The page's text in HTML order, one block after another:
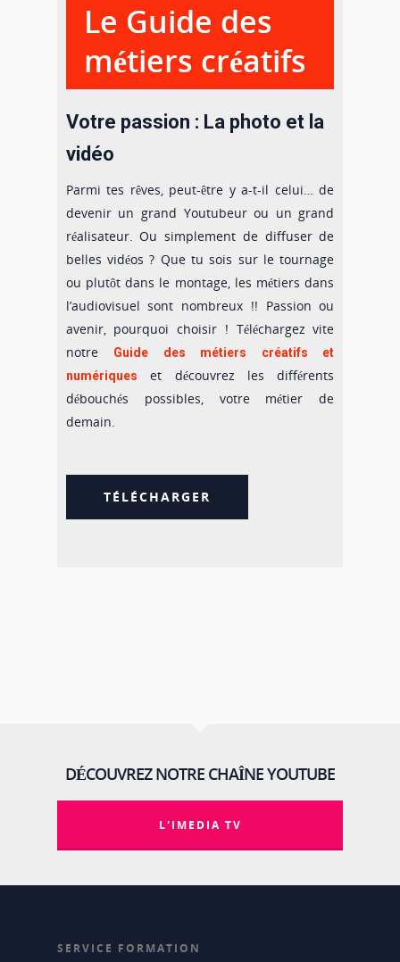
Le Guide des
métiers créatifs
Votre passion : La photo et la
vidéo
Parmi tes rêves, peut-être y a-t-il celui… de
devenir un grand Youtubeur ou un grand
réalisateur. Ou simplement de diffuser de
belles vidéos ? Que tu sois sur le tournage
ou plutôt dans le montage, les métiers dans
l’audiovisuel sont nombreux !! Passion ou
avenir, pourquoi choisir ! Téléchargez vite
notre
Guide des métiers créatifs et
numériques
et découvrez les différents
débouchés possibles, votre métier de
demain.
TÉLÉCHARGER
DÉCOUVREZ NOTRE CHAÎNE YOUTUBE
L'IMEDIA TV
SERVICE FORMATION